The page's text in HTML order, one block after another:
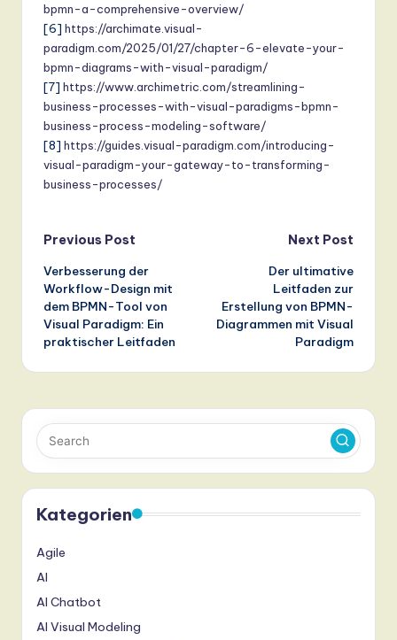
bpmn-a-comprehensive-overview/
[6] https://archimate.visual-
paradigm.com/2025/01/27/chapter-6-elevate-your-
bpmn-diagrams-with-visual-paradigm/
[7] https://www.archimetric.com/streamlining-
business-processes-with-visual-paradigms-bpmn-
business-process-modeling-software/
[8] https://guides.visual-paradigm.com/introducing-
visual-paradigm-your-gateway-to-transforming-
business-processes/
Post
navigation
Previous Post
Verbesserung der
Workflow-Design mit
dem BPMN-Tool von
Visual Paradigm: Ein
praktischer Leitfaden
Next Post
Der ultimative
Leitfaden zur
Erstellung von BPMN-
Diagrammen mit Visual
Paradigm
Kategorien
Agile
AI
AI Chatbot
AI Visual Modeling